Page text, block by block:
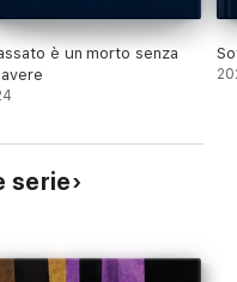
è un morto senza
serie